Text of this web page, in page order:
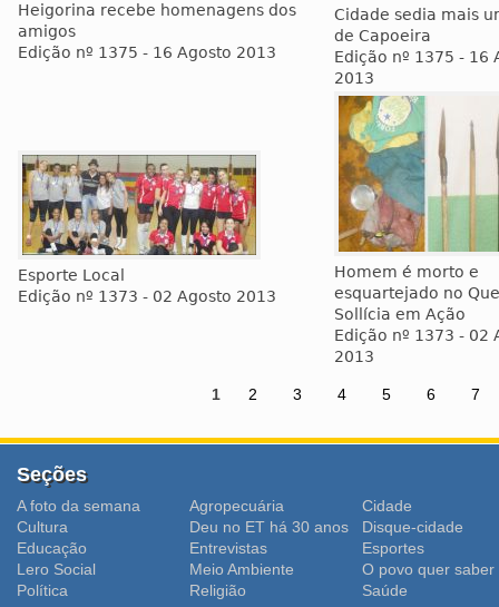
Heigorina recebe homenagens dos
amigos
Edição nº 1375 - 16 Agosto 2013
Cidade sedia mais
de Capoeira
Edição nº 1375 - 16
2013
Esporte Local
Edição nº 1373 - 02 Agosto 2013
Homem é morto e
esquartejado no
Sollícia em Ação
Edição nº 1373 - 02
2013
1 2 3 4 5 6 7
Seções
A foto da semana Agropecuária
Cidade
Cultura
Deu no ET há 30 anos
Disque-cidade
Educação
Entrevistas
Esportes
Lero Social
Meio Ambiente
O povo quer saber
Polí­tica
Religião Saúde